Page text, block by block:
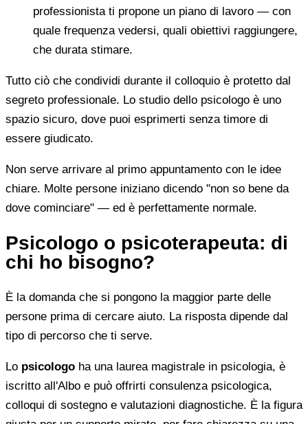
professionista ti propone un piano di lavoro — con
quale frequenza vedersi, quali obiettivi raggiungere,
che durata stimare.
Tutto ciò che condividi durante il colloquio è protetto dal
segreto professionale. Lo studio dello psicologo è uno
spazio sicuro, dove puoi esprimerti senza timore di
essere giudicato.
Non serve arrivare al primo appuntamento con le idee
chiare. Molte persone iniziano dicendo "non so bene da
dove cominciare" — ed è perfettamente normale.
Psicologo o psicoterapeuta: di
chi ho bisogno?
È la domanda che si pongono la maggior parte delle
persone prima di cercare aiuto. La risposta dipende dal
tipo di percorso che ti serve.
Lo psicologo ha una laurea magistrale in psicologia, è
iscritto all'Albo e può offrirti consulenza psicologica,
colloqui di sostegno e valutazioni diagnostiche. È la figura